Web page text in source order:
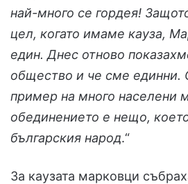
най-много се гордея!
цел, когато имаме кауза,
един. Днес отново
общество и че сме единни.
пример на много населени
обединението е нещо,
българския народ.“
За каузата марковци